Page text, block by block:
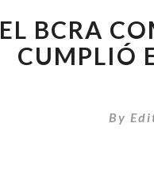
EL BCRA
CUMPLIÓ
By